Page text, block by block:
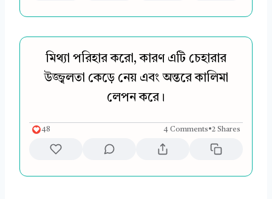
মিথ্যা পরিহার করো, কারণ এটি চেহারার
উজ্জ্বলতা কেড়ে নেয় এবং অন্তরে কালিমা
লেপন করে।
48 4 Comments•2 Shares